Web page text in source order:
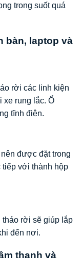
trong suốt quá
bàn, laptop và
rời các linh kiện
xe rung lắc. Ổ
tĩnh điện.
được đặt trong
tiếp với thành hộp
rời sẽ giúp lắp
đến nơi.
thanh và